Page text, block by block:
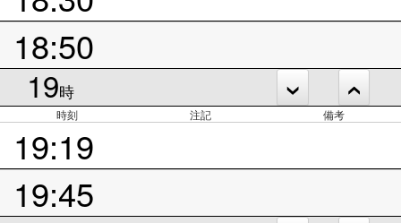
18:50
19時
時刻 注記 備考
19:19
19:45